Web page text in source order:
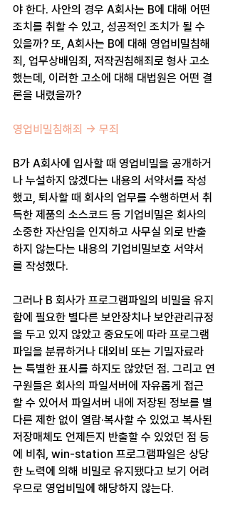
야 한다. 사안의 경우 A회사는 B에 대해 어떤
조치를 취할 수 있고, 성공적인 조치가 될 수
있을까? 또, A회사는 B에 대해 영업비밀침해
죄, 업무상배임죄, 저작권침해죄로 형사 고소
했는데, 이러한 고소에 대해 대법원은 어떤 결
론을 내렸을까?
영업비밀침해죄 -> 무죄
B가 A회사에 입사할 때 영업비밀을 공개하거
나 누설하지 않겠다는 내용의 서약서를 작성
했고, 퇴사할 때 회사의 업무를 수행하면서 취
득한 제품의 소스코드 등 기업비밀은 회사의
소중한 자산임을 인지하고 사무실 외로 반출
하지 않는다는 내용의 기업비밀보호 서약서
를 작성했다.
그러나 B 회사가 프로그램파일의 비밀을 유지
함에 필요한 별다른 보안장치나 보안관리규정
을 두고 있지 않았고 중요도에 따라 프로그램
파일을 분류하거나 대외비 또는 기밀자료라
는 특별한 표시를 하지도 않았던 점. 그리고 연
구원들은 회사의 파일서버에 자유롭게 접근
할 수 있어서 파일서버 내에 저장된 정보를 별
다른 제한 없이 열람·복사할 수 있었고 복사된
저장매체도 언제든지 반출할 수 있었던 점 등
에 비춰, win-station 프로그램파일은 상당
한 노력에 의해 비밀로 유지됐다고 보기 어려
우므로 영업비밀에 해당하지 않는다.